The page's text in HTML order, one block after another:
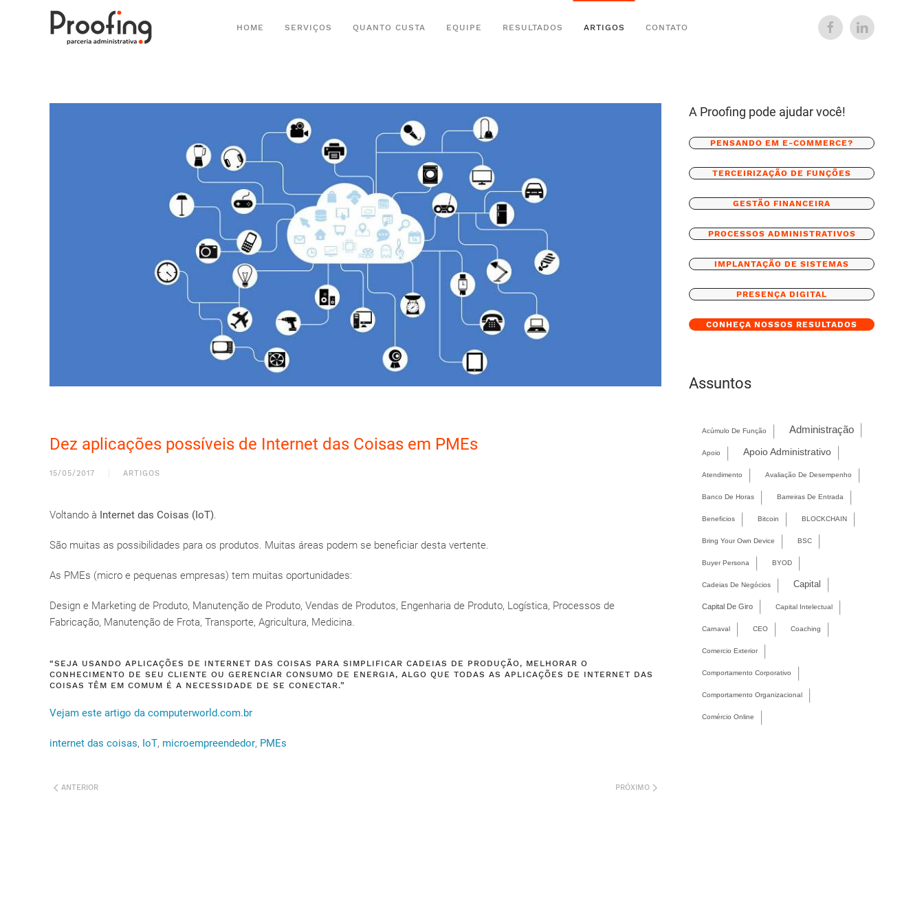
HOME SERVIÇOS QUANTO CUSTA EQUIPE RESULTADOS ARTIGOS CONTATO
Dez aplicações possíveis de Internet das Coisas em PMEs
15/05/2017 ARTIGOS
Voltando à Internet das Coisas (IoT).
São muitas as possibilidades para os produtos. Muitas áreas podem se beneficiar desta vertente.
As PMEs (micro e pequenas empresas) tem muitas oportunidades:
Design e Marketing de Produto, Manutenção de Produto, Vendas de Produtos, Engenharia de Produto, Logística, Processos de
Fabricação, Manutenção de Frota, Transporte, Agricultura, Medicina.
“SEJA USANDO APLICAÇÕES DE INTERNET DAS COISAS PARA SIMPLIFICAR CADEIAS DE PRODUÇÃO, MELHORAR O
CONHECIMENTO DE SEU CLIENTE OU GERENCIAR CONSUMO DE ENERGIA, ALGO QUE TODAS AS APLICAÇÕES DE INTERNET DAS
COISAS TÊM EM COMUM É A NECESSIDADE DE SE CONECTAR.”
Vejam este artigo da computerworld.com.br
internet das coisas, IoT, microempreendedor, PMEs
ANTERIOR PRÓXIMO
A Proofing pode ajudar você!
PENSANDO EM E-COMMERCE?
TERCEIRIZAÇÃO DE FUNÇÕES
GESTÃO FINANCEIRA
PROCESSOS ADMINISTRATIVOS
IMPLANTAÇÃO DE SISTEMAS
PRESENÇA DIGITAL
CONHEÇA NOSSOS RESULTADOS
Assuntos
Acúmulo De Função Administração
Apoio Apoio Administrativo
Atendimento Avaliação De Desempenho
Banco De Horas Barreiras De Entrada
Beneficios Bitcoin BLOCKCHAIN
Bring Your Own Device BSC
Buyer Persona BYOD
Cadeias De Negócios Capital
Capital De Giro Capital Intelectual
Carnaval CEO Coaching
Comercio Exterior
Comportamento Corporativo
Comportamento Organizacional
Comércio Online